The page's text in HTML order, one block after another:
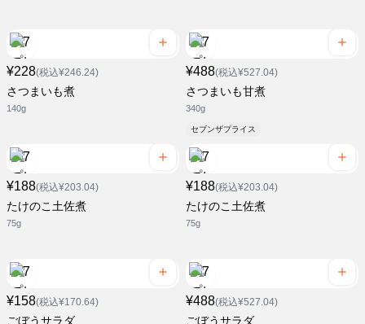
¥228(税込¥246.24)
さつまいも煮
140g
¥488(税込¥527.04)
さつまいも甘煮
340g
セブンザプライス
¥188(税込¥203.04)
たけのこ土佐煮
75g
¥188(税込¥203.04)
たけのこ土佐煮
75g
¥158(税込¥170.64)
ごぼうサラダ
¥488(税込¥527.04)
ごぼうサラダ